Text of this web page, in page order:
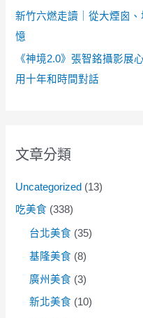
新竹六燃走讀｜從大煙囪
憶
《神境2.0》張智銘攝影展
用十年和時間對話
文章分類
Uncategorized (13)
吃美食 (338)
台北美食 (35)
基隆美食 (8)
廣州美食 (3)
新北美食 (10)